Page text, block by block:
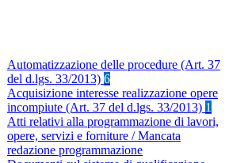
Automatizzazione delle procedure (Art. 37
del d.lgs. 33/2013) 6
Acquisizione interesse realizzazione opere
incompiute (Art. 37 del d.lgs. 33/2013) 1
Atti relativi alla programmazione di lavori,
opere, servizi e forniture / Mancata
redazione programmazione